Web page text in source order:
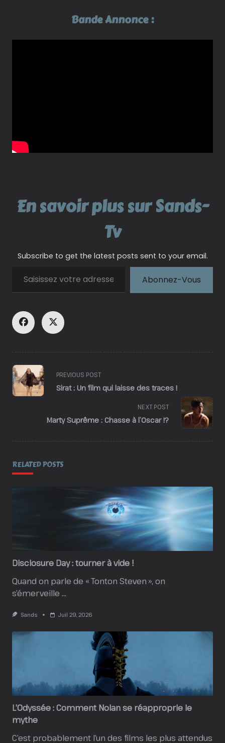
Bande Annonce :
En savoir plus sur Sands-
Tv
Subscribe to get the latest posts sent to your email.
Abonnez-Vous
<span
class="nav-
subtitle
PREVIOUS POST
Sirat : Un film qui laisse des traces !
NEXT POST
Marty Suprême : Chasse à l’Oscar !?
RELATED POSTS
Disclosure Day : tourner à vide !
Quand on parle de « Tonton Steven », on
s’émerveille ...
Sands Juil 29, 2026
L’Odyssée : Comment Nolan se réapproprie le
mythe
C’est probablement l’un des films les plus attendus